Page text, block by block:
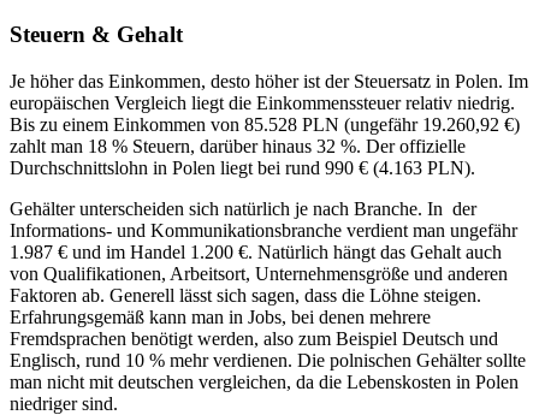
Steuern & Gehalt
Je höher das Einkommen, desto höher ist der Steuersatz in Polen. Im
europäischen Vergleich liegt die Einkommenssteuer relativ niedrig.
Bis zu einem Einkommen von 85.528 PLN (ungefähr 19.260,92 €)
zahlt man 18 % Steuern, darüber hinaus 32 %. Der offizielle
Durchschnittslohn in Polen liegt bei rund 990 € (4.163 PLN).
Gehälter unterscheiden sich natürlich je nach Branche. In der
Informations- und Kommunikationsbranche verdient man ungefähr
1.987 € und im Handel 1.200 €. Natürlich hängt das Gehalt auch
von Qualifikationen, Arbeitsort, Unternehmensgröße und anderen
Faktoren ab. Generell lässt sich sagen, dass die Löhne steigen.
Erfahrungsgemäß kann man in Jobs, bei denen mehrere
Fremdsprachen benötigt werden, also zum Beispiel Deutsch und
Englisch, rund 10 % mehr verdienen. Die polnischen Gehälter sollte
man nicht mit deutschen vergleichen, da die Lebenskosten in Polen
niedriger sind.